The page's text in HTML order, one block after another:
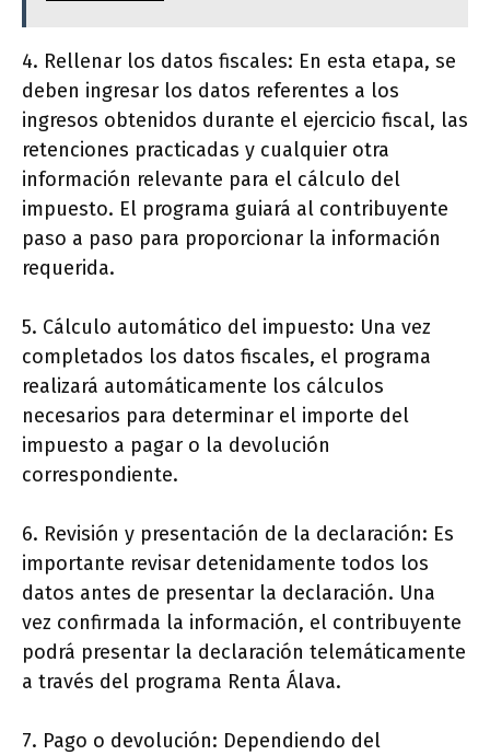
4. Rellenar los datos fiscales: En esta etapa, se
deben ingresar los datos referentes a los
ingresos obtenidos durante el ejercicio fiscal, las
retenciones practicadas y cualquier otra
información relevante para el cálculo del
impuesto. El programa guiará al contribuyente
paso a paso para proporcionar la información
requerida.
5. Cálculo automático del impuesto: Una vez
completados los datos fiscales, el programa
realizará automáticamente los cálculos
necesarios para determinar el importe del
impuesto a pagar o la devolución
correspondiente.
6. Revisión y presentación de la declaración: Es
importante revisar detenidamente todos los
datos antes de presentar la declaración. Una
vez confirmada la información, el contribuyente
podrá presentar la declaración telemáticamente
a través del programa Renta Álava.
7. Pago o devolución: Dependiendo del